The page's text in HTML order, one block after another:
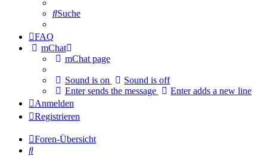
Suche
FAQ
mChat
mChat page
Sound is on
Sound is off
Enter sends the message
Enter adds a new line
Anmelden
Registrieren
Foren-Übersicht
Suche